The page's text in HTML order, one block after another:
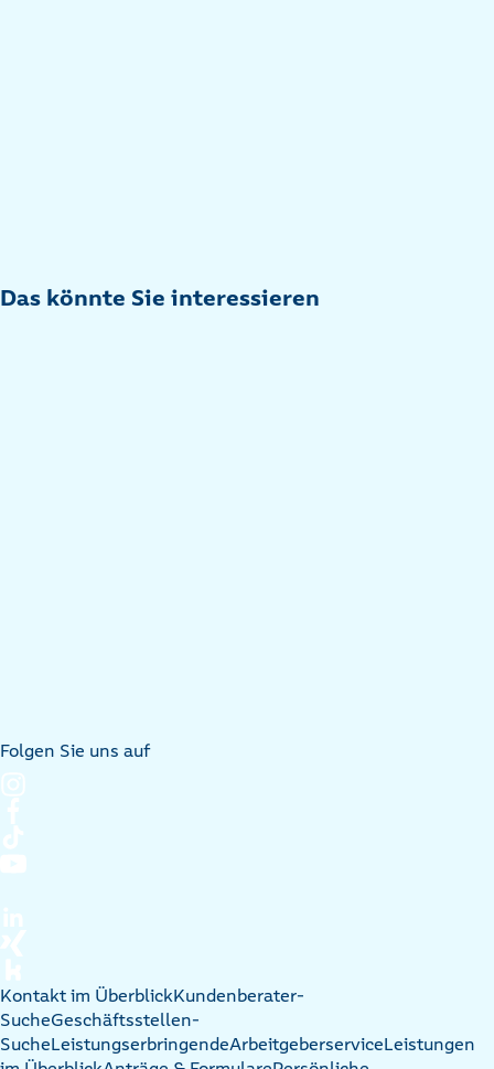
Das könnte Sie interessieren
Folgen Sie uns auf
Kontakt im ÜberblickKundenberater-
SucheGeschäftsstellen-
SucheLeistungserbringendeArbeitgeberserviceLeistungen